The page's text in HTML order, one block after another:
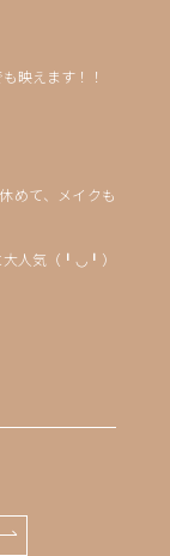
映えます！！
めて、メイクも
大人気（╹◡╹）